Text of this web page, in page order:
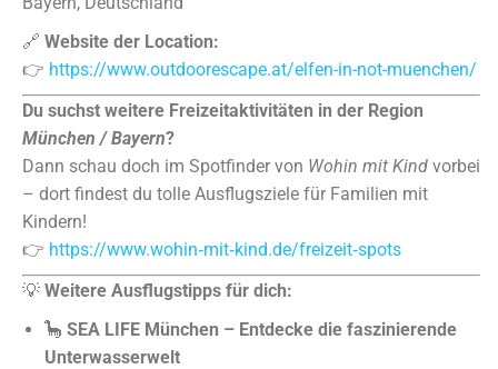
🔗 Website der Location:
👉 https://www.outdoorescape.at/elfen-in-not-muenchen/
Du suchst weitere Freizeitaktivitäten in der Region
München / Bayern?
Dann schau doch im Spotfinder von Wohin mit Kind vorbei
– dort findest du tolle Ausflugsziele für Familien mit
Kindern!
👉 https://www.wohin‑mit‑kind.de/freizeit‑spots
💡 Weitere Ausflugstipps für dich:
🦕 SEA LIFE München – Entdecke die faszinierende
Unterwasserwelt